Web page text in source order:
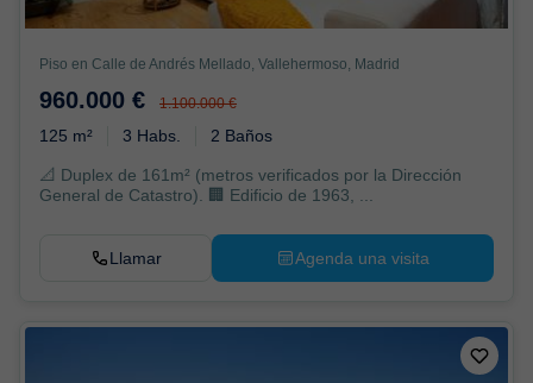
Piso en Calle de Andrés Mellado, Vallehermoso, Madrid
960.000 € 1.100.000 €
125 m² 3 Habs. 2 Baños
📐 Duplex de 161m² (metros verificados por la Dirección
General de Catastro). 🏢 Edificio de 1963, ...
Llamar Agenda una visita